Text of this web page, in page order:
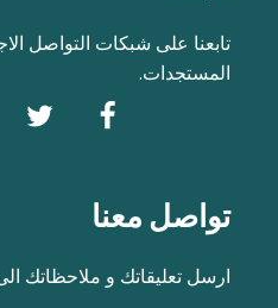
تابعنا على شبكات التواصل
المستجدات.
تواصل معنا
ارسل تعليقاتك و ملاحظاتك